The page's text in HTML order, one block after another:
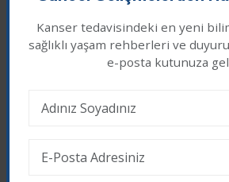
Yeni
Yapay Organ
Çerez İzni
çerezler kullanıyoruz. Üçüncü
Kanser tedavisindeki en yeni
sağlıklı yaşam rehberleri ve
e-posta kutunuza